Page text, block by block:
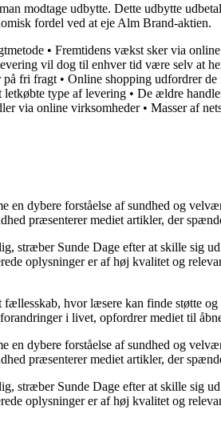
modtage udbytte. Dette udbytte
fordel ved at eje Alm Brand-aktien.
• Fremtidens vækst sker via
vil dog til enhver tid være selv at
på fri fragt • Online shopping udfordrer
letkøbte type af levering • De ældre
via online virksomheder• Masser af
en dybere forståelse af sundhed og
præsenterer mediet artikler, der
Sunde Dage efter at skille sig
oplysninger er af høj kvalitet og
hvor læsere kan finde støtte
i livet, opfordrer mediet til
en dybere forståelse af sundhed og
præsenterer mediet artikler, der
Sunde Dage efter at skille sig
oplysninger er af høj kvalitet og